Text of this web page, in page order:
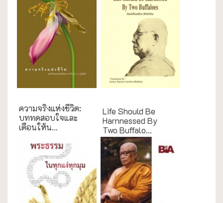
ความจริงแห่งชีวิต:
บททดสอบใจและ
เตือนให้น...
Life Should Be
Harnnessed By
Two Buffalo...